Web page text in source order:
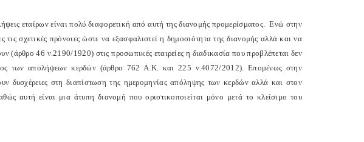
εταίρων είναι πολύ διαφορετική από αυτή της διανομής προμερίσματος. Ενώ στην
σχετικές πρόνοιες ώστε να εξασφαλιστεί η δημοσιότητα της διανομής αλλά και να
(άρθρο 46 ν.2190/1920) στις προσωπικές εταιρείες η διαδικασία που προβλέπεται δεν
των απολήψεων κερδών (άρθρο 762 Α.Κ. και 225 ν.4072/2012). Επομένως στην
δυσχέρειες στη διαπίστωση της ημερομηνίας απόληψης των κερδών αλλά και στον
αυτή είναι μια άτυπη διανομή που οριστικοποιείται μόνο μετά το κλείσιμο του